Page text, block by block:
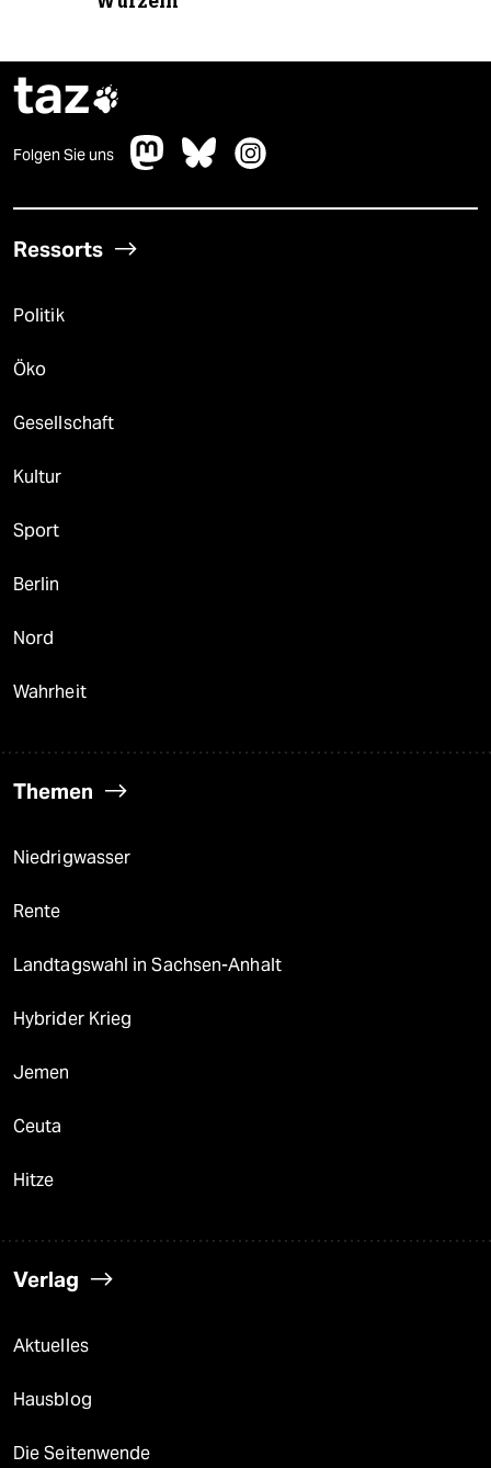
taz
Folgen Sie uns
Ressorts
Politik
Öko
Gesellschaft
Kultur
Sport
Berlin
Nord
Wahrheit
Themen
Niedrigwasser
Rente
Landtagswahl in Sachsen-Anhalt
Hybrider Krieg
Jemen
Ceuta
Hitze
Verlag
Aktuelles
Hausblog
Die Seitenwende